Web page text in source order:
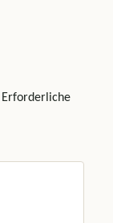
Erforderliche